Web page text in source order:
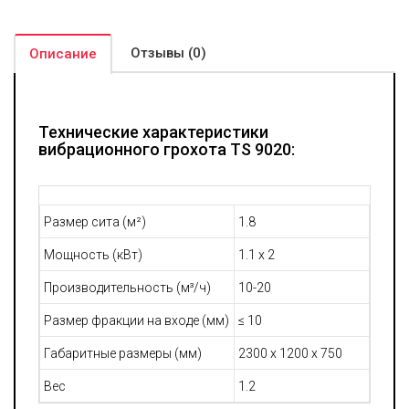
очищать поступающие на сепарацию материалы. В этом
случае предусматривается настройка дренажа и управление
углом наклона экранов. Практика показывает, в технологиях
Описание Отзывы (0)
Технические характеристики
вибрационного грохота TS 9020:
Размер сита (м²) 1.8
Мощность (кВт) 1.1 x 2
Производительность (м³/ч) 10-20
Размер фракции на входе (мм) ≤ 10
Габаритные размеры (мм) 2300 x 1200 x 750
Вес 1.2